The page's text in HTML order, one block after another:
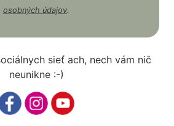
osobných údajov.
sieť ach, nech vám nič
neunikne :-)